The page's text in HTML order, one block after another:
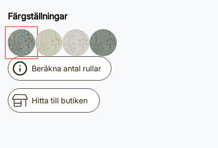
Färgställningar
Beräkna antal rullar
Hitta till butiken